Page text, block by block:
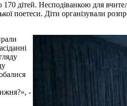
дітей. Несподіванкою для
поетеси. Діти організували
-